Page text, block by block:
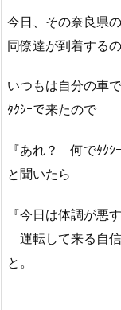
今日、その奈良県
同僚達が到着する
いつもは自分の車
ﾀｸｼｰで来たので
『あれ？ 何でﾀｸｼ
と聞いたら
『今日は体調が悪
運転して来る自信
と。